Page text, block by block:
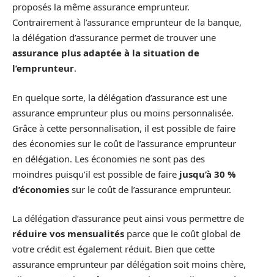
proposés la même assurance emprunteur.
Contrairement à l’assurance emprunteur de la banque,
la délégation d’assurance permet de trouver une
assurance plus adaptée à la situation de
l’emprunteur.
En quelque sorte, la délégation d’assurance est une
assurance emprunteur plus ou moins personnalisée.
Grâce à cette personnalisation, il est possible de faire
des économies sur le coût de l’assurance emprunteur
en délégation. Les économies ne sont pas des
moindres puisqu’il est possible de faire jusqu’à 30 %
d’économies sur le coût de l’assurance emprunteur.
La délégation d’assurance peut ainsi vous permettre de
réduire vos mensualités parce que le coût global de
votre crédit est également réduit. Bien que cette
assurance emprunteur par délégation soit moins chère,